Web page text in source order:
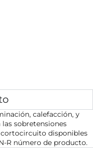
calefacción, y
sobretensiones
disponibles
R número de producto.